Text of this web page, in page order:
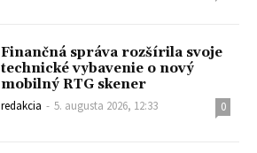
Finančná správa rozšírila svoje
technické vybavenie o nový
mobilný RTG skener
redakcia - 5. augusta 2026, 12:33 0